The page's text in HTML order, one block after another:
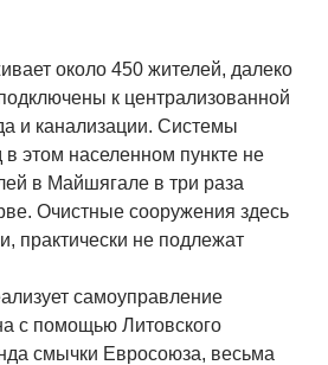
около 450 жителей, далеко
к централизованной
и канализации. Системы
в этом населенном пункте не
в Майшягале в три раза
Очистные сооружения здесь
практически не подлежат
самоуправление
с помощью Литовского
смычки Евросоюза, весьма